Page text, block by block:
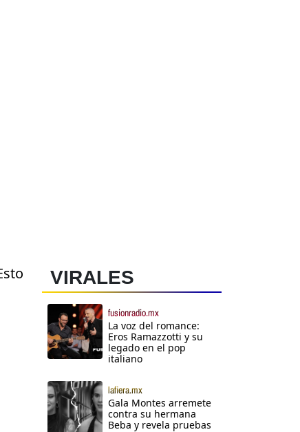
VIRALES
fusionradio.mx
La voz del romance:
Eros Ramazzotti y su
legado en el pop
italiano
lafiera.mx
Gala Montes arremete
contra su hermana
Beba y revela pruebas